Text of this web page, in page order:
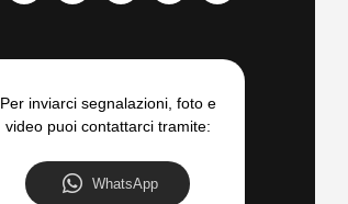
Per inviarci segnalazioni, foto e
video puoi contattarci tramite:
WhatsApp